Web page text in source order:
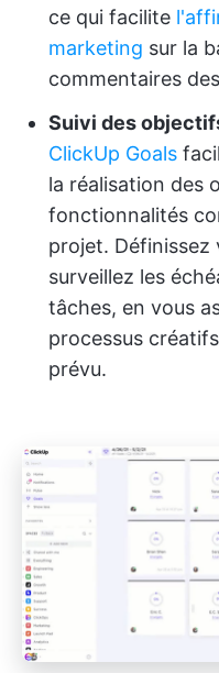
ce qui facilite
marketing sur la
commentaires
Suivi des
ClickUp Goals
la réalisation des
fonctionnalités
projet. Définissez
surveillez les
tâches, en vous
processus
prévu.